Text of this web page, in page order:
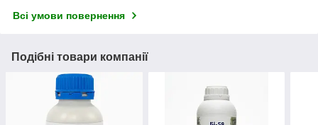
Всі умови повернення
Подібні товари компанії